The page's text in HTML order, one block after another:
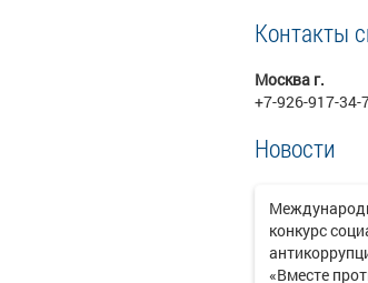
Контакты
Москва г.
+7-926-917-34-
Новости
конкурс
«Вместе